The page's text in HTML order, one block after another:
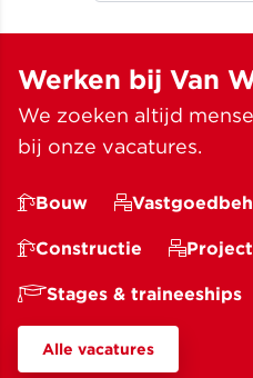
Werken bij Van
We zoeken altijd
bij onze vacatures.
Bouw
Constructie
Stages & traineeships
Alle vacatures